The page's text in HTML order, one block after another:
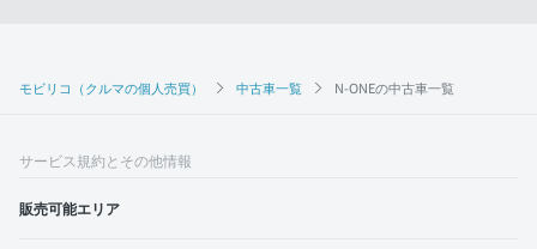
モビリコ（クルマの個人売買） 中古車一覧 N-ONEの中古車一覧
サービス規約とその他情報
販売可能エリア